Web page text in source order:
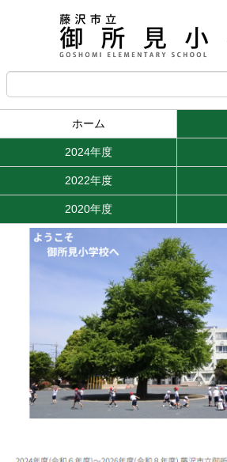
ホーム
2024年度
2022年度
2020年度